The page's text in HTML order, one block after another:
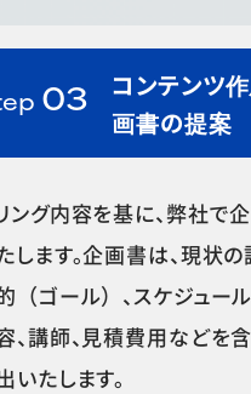
コンテンツ作
画書の提案
ング内容を基に、弊社で
します。企画書は、現状の
（ゴール）、スケジュー
、講師、見積費用などを
いたします。